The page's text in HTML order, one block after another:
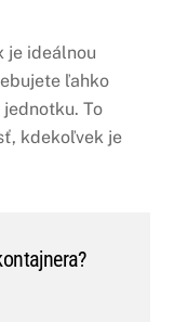
je ideálnou
ľahko
To
kdekoľvek je